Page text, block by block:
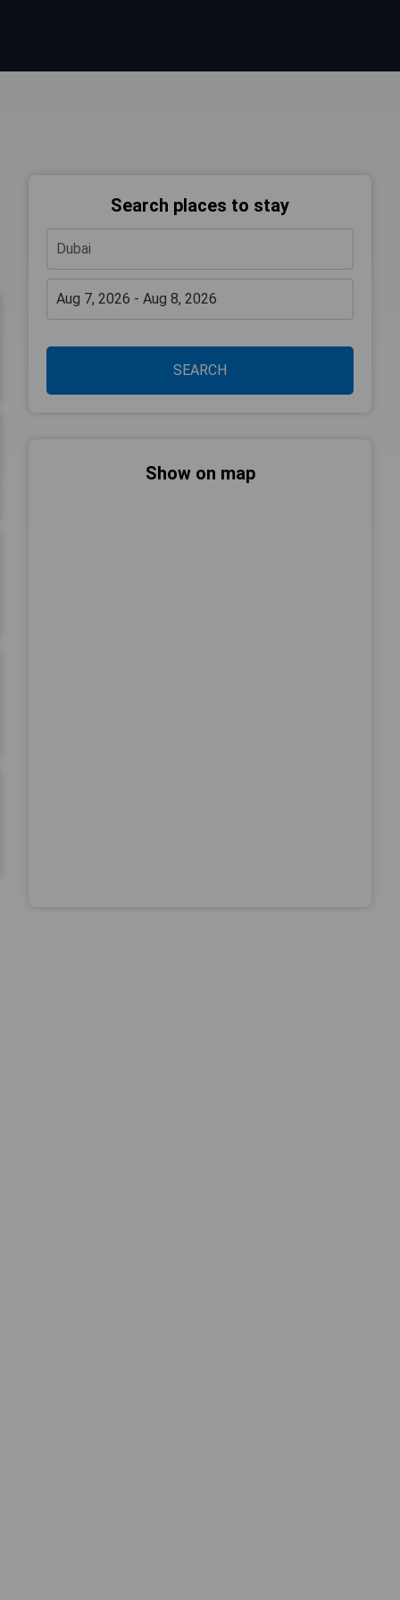
Search places to stay
SEARCH
Show on map